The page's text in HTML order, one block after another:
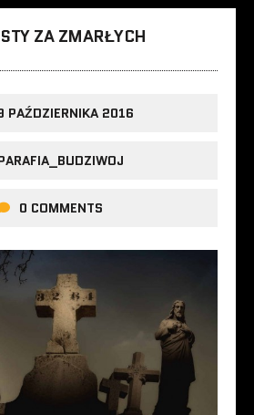
ZA ZMARŁYCH
PAŹDZIERNIKA 2016
0 COMMENTS